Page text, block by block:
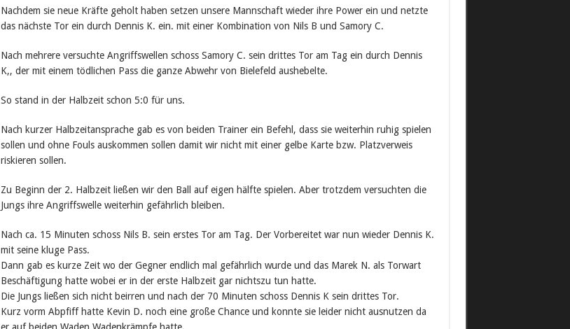
Nachdem sie neue Kräfte geholt haben setzen unsere Mannschaft wieder ihre Power ein und netzte
das nächste Tor ein durch Dennis K. ein. mit einer Kombination von Nils B und Samory C.
Nach mehrere versuchte Angriffswellen schoss Samory C. sein drittes Tor am Tag ein durch Dennis
K,, der mit einem tödlichen Pass die ganze Abwehr von Bielefeld aushebelte.
So stand in der Halbzeit schon 5:0 für uns.
Nach kurzer Halbzeitansprache gab es von beiden Trainer ein Befehl, dass sie weiterhin ruhig spielen
sollen und ohne Fouls auskommen sollen damit wir nicht mit einer gelbe Karte bzw. Platzverweis
riskieren sollen.
Zu Beginn der 2. Halbzeit ließen wir den Ball auf eigen hälfte spielen. Aber trotzdem versuchten die
Jungs ihre Angriffswelle weiterhin gefährlich bleiben.
Nach ca. 15 Minuten schoss Nils B. sein erstes Tor am Tag. Der Vorbereitet war nun wieder Dennis K.
mit seine kluge Pass.
Dann gab es kurze Zeit wo der Gegner endlich mal gefährlich wurde und das Marek N. als Torwart
Beschäftigung hatte wobei er in der erste Halbzeit gar nichtszu tun hatte.
Die Jungs ließen sich nicht beirren und nach der 70 Minuten schoss Dennis K sein drittes Tor.
Kurz vorm Abpfiff hatte Kevin D. noch eine große Chance und konnte sie leider nicht ausnutzen da
er auf beiden Waden Wadenkrämpfe hatte.